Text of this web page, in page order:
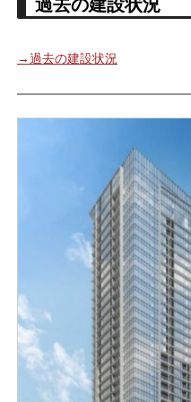
過去の建設状況
→過去の建設状況